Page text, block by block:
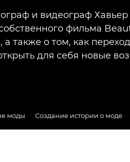
и видеограф Хавьер
фильма
а также о том, как
для себя новые
моды Создание истории о моде